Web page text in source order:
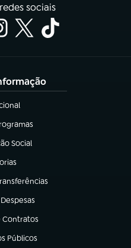
sociais
nova aba)
aba)
Social
aba)
nova aba)
aba)
Contratos
aba)
Públicos
aba)